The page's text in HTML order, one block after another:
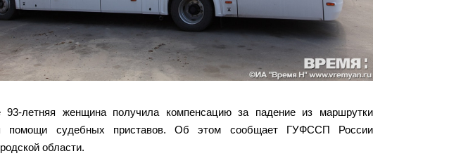
летняя женщина получила компенсацию за падение из маршрутки
помощи судебных приставов. Об этом сообщает ГУФССП России
области.